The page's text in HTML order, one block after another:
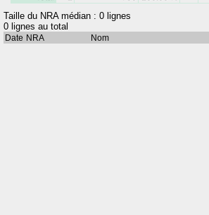
Taille du NRA médian : 0 lignes
0 lignes au total
Date NRA Nom